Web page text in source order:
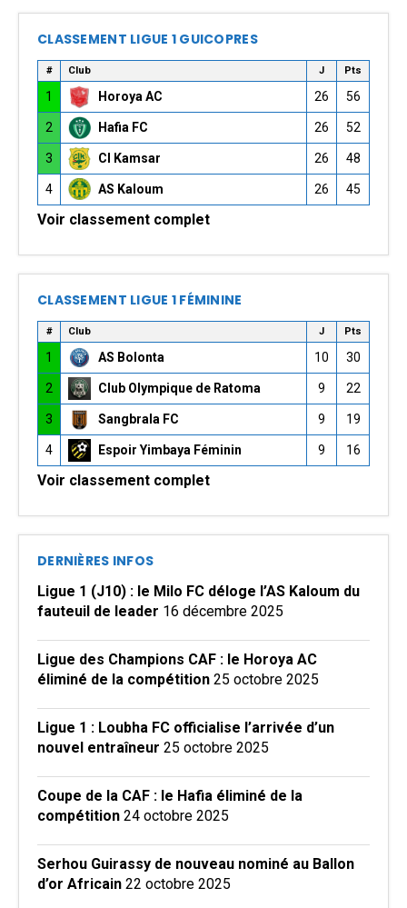
CLASSEMENT LIGUE 1 GUICOPRES
# Club J Pts
1 Horoya AC 26 56
2 Hafia FC 26 52
3 CI Kamsar 26 48
4 AS Kaloum 26 45
Voir classement complet
CLASSEMENT LIGUE 1 FÉMININE
# Club J Pts
1 AS Bolonta 10 30
2 Club Olympique de Ratoma 9 22
3 Sangbrala FC 9 19
4 Espoir Yimbaya Féminin 9 16
Voir classement complet
DERNIÈRES INFOS
Ligue 1 (J10) : le Milo FC déloge l’AS Kaloum du
fauteuil de leader 16 décembre 2025
Ligue des Champions CAF : le Horoya AC
éliminé de la compétition 25 octobre 2025
Ligue 1 : Loubha FC officialise l’arrivée d’un
nouvel entraîneur 25 octobre 2025
Coupe de la CAF : le Hafia éliminé de la
compétition 24 octobre 2025
Serhou Guirassy de nouveau nominé au Ballon
d’or Africain 22 octobre 2025